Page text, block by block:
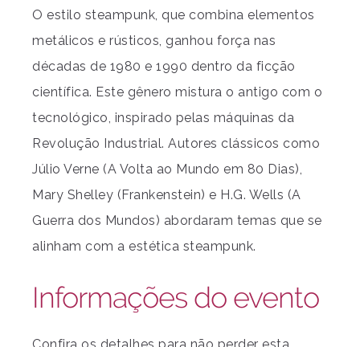
O estilo steampunk, que combina elementos
metálicos e rústicos, ganhou força nas
décadas de 1980 e 1990 dentro da ficção
científica. Este gênero mistura o antigo com o
tecnológico, inspirado pelas máquinas da
Revolução Industrial. Autores clássicos como
Júlio Verne (A Volta ao Mundo em 80 Dias),
Mary Shelley (Frankenstein) e H.G. Wells (A
Guerra dos Mundos) abordaram temas que se
alinham com a estética steampunk.
Informações do evento